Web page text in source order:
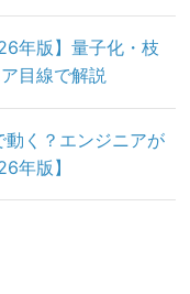
年版】量子化・枝
目線で解説
く？エンジニアが
年版】